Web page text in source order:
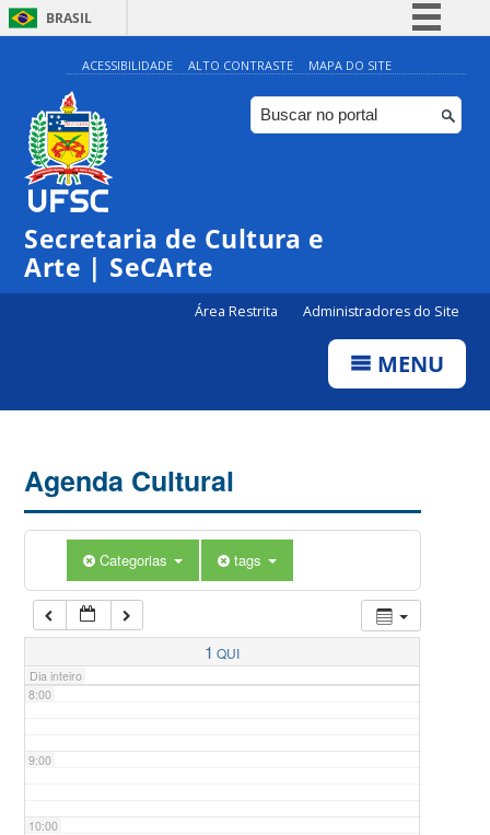
BRASIL
Simplifique!
Comunica BR
Participe
ACESSIBILIDADE ALTO CONTRASTE MAPA DO SITE
Secretaria de Cultura e
Arte | SeCArte
Área Restrita Administradores do Site
MENU
Agenda Cultural
Categorias tags
1 QUI
Dia inteiro
0:00
1:00
5:00
7:00
8:00
9:00
10:00